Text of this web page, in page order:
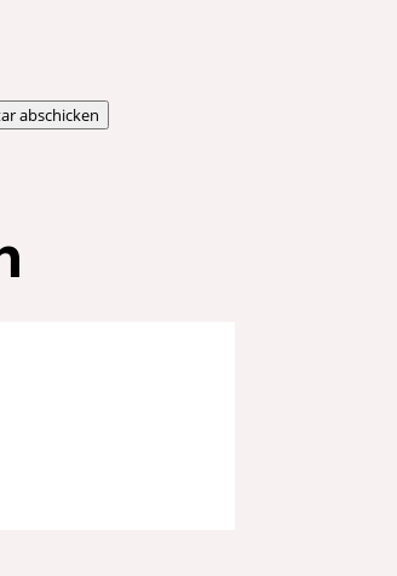
abschicken